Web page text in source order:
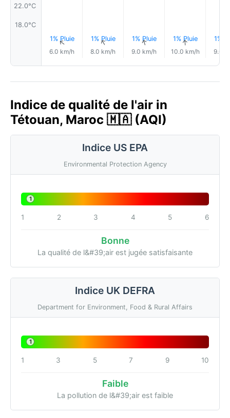
22.0°C
18.0°C
1% Pluie
↑
6.0 km/h
1% Pluie
↑
8.0 km/h
1% Pluie
↑
9.0 km/h
1% Pluie
↑
10.0 km/h
1%
9.0
Indice de qualité de l'air in
Tétouan, Maroc 🇲🇦 (AQI)
Indice US EPA
Environmental Protection Agency
1
1 2 3 4 5 6
Bonne
La qualité de l&#39;air est jugée satisfaisante
Indice UK DEFRA
Department for Environment, Food & Rural Affairs
1
1 3 5 7 9 10
Faible
La pollution de l&#39;air est faible